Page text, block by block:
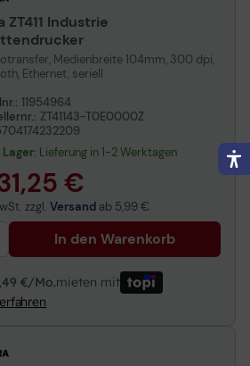
ZT411 Industrie
Medienbreite 104mm, 300 dpi,
Ethernet, seriell
11954964
ZT41143-T0E0000Z
: Lieferung in 1-2 Werktagen
€
zzgl. Versand ab 5,99 €
In den Warenkorb
€/Mo.mieten mit